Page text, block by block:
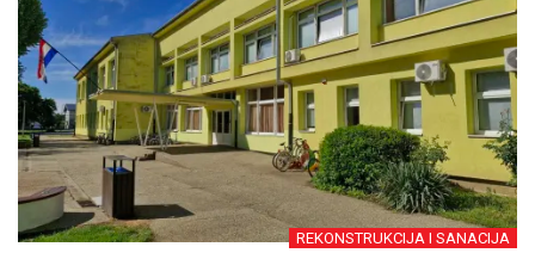
REKONSTRUKCIJA I SANACIJA